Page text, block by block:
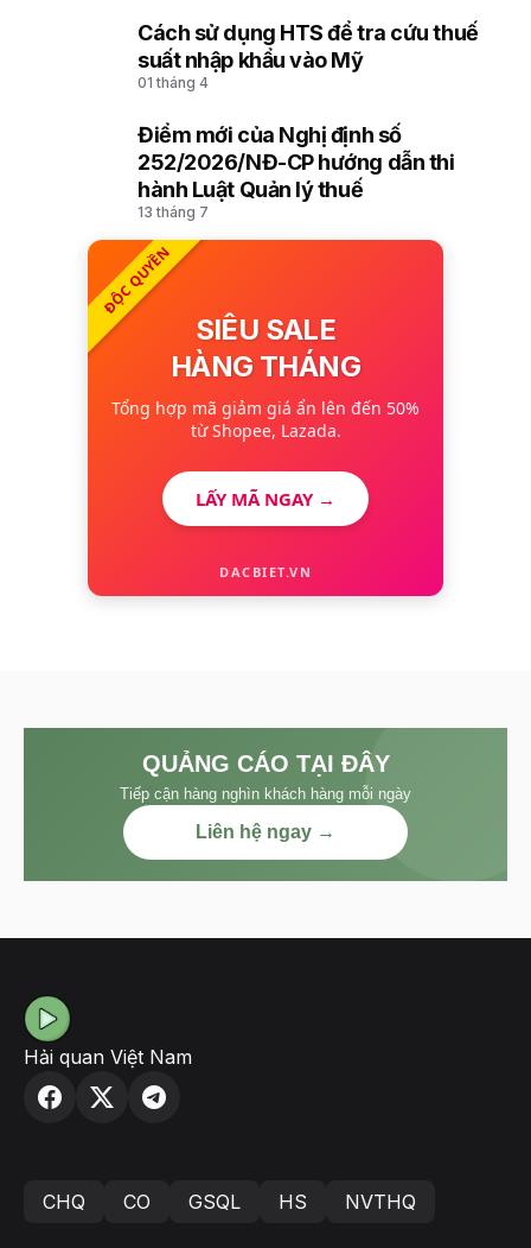
Cách sử dụng HTS để tra cứu thuế
suất nhập khẩu vào Mỹ
01 tháng 4
Điểm mới của Nghị định số
252/2026/NĐ-CP hướng dẫn thi
hành Luật Quản lý thuế
13 tháng 7
ĐỘC QUYỀN
SIÊU SALE
HÀNG THÁNG
Tổng hợp mã giảm giá ẩn lên đến 50%
từ Shopee, Lazada.
LẤY MÃ NGAY →
DACBIET.VN
QUẢNG CÁO TẠI ĐÂY
Tiếp cận hàng nghìn khách hàng mỗi ngày
Liên hệ ngay →
Hải quan Việt Nam
CHQ CO GSQL HS NVTHQ